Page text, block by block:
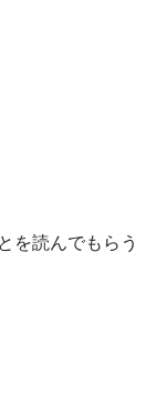
を読んでもらう